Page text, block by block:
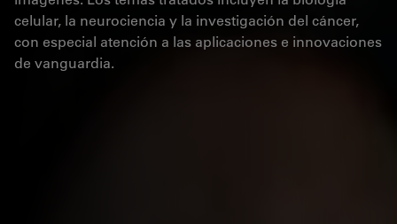
celular, la neurociencia y la investigación del cáncer,
con especial atención a las aplicaciones e innovaciones
de vanguardia.